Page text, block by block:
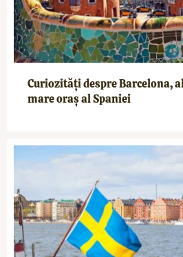
Curiozități despre Barcelona,
mare oraș al Spaniei